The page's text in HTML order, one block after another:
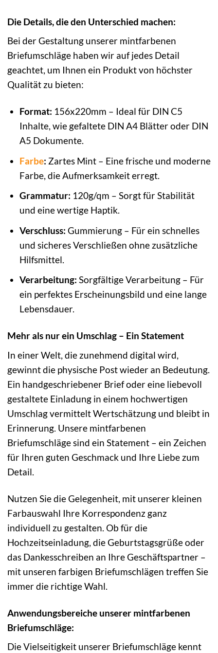
Die Details, die den Unterschied machen:
Bei der Gestaltung unserer mintfarbenen
Briefumschläge haben wir auf jedes Detail
geachtet, um Ihnen ein Produkt von höchster
Qualität zu bieten:
Format: 156x220mm – Ideal für DIN C5
Inhalte, wie gefaltete DIN A4 Blätter oder DIN
A5 Dokumente.
Farbe: Zartes Mint – Eine frische und moderne
Farbe, die Aufmerksamkeit erregt.
Grammatur: 120g/qm – Sorgt für Stabilität
und eine wertige Haptik.
Verschluss: Gummierung – Für ein schnelles
und sicheres Verschließen ohne zusätzliche
Hilfsmittel.
Verarbeitung: Sorgfältige Verarbeitung – Für
ein perfektes Erscheinungsbild und eine lange
Lebensdauer.
Mehr als nur ein Umschlag – Ein Statement
In einer Welt, die zunehmend digital wird,
gewinnt die physische Post wieder an Bedeutung.
Ein handgeschriebener Brief oder eine liebevoll
gestaltete Einladung in einem hochwertigen
Umschlag vermittelt Wertschätzung und bleibt in
Erinnerung. Unsere mintfarbenen
Briefumschläge sind ein Statement – ein Zeichen
für Ihren guten Geschmack und Ihre Liebe zum
Detail.
Nutzen Sie die Gelegenheit, mit unserer kleinen
Farbauswahl Ihre Korrespondenz ganz
individuell zu gestalten. Ob für die
Hochzeitseinladung, die Geburtstagsgrüße oder
das Dankesschreiben an Ihre Geschäftspartner –
mit unseren farbigen Briefumschlägen treffen Sie
immer die richtige Wahl.
Anwendungsbereiche unserer mintfarbenen
Briefumschläge:
Die Vielseitigkeit unserer Briefumschläge kennt